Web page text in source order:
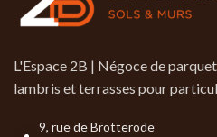
L'Espace 2B | Négoce de
lambris et terrasses pour
9, rue de Brotterode